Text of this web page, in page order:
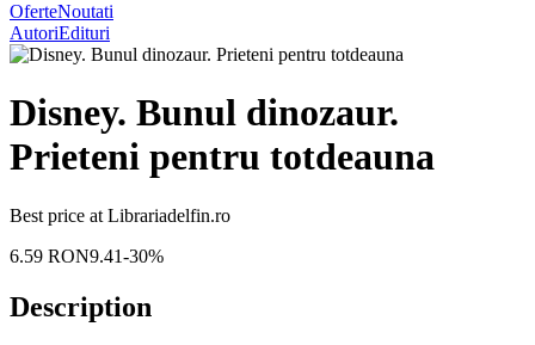
OferteNoutati
AutoriEdituri
Disney. Bunul dinozaur.
Prieteni pentru totdeauna
Best price at Librariadelfin.ro
6.59 RON9.41-30%
Description